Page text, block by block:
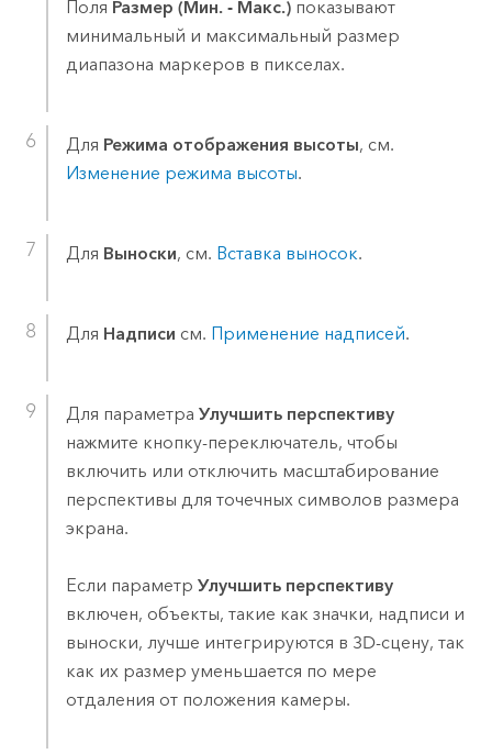
Поля Размер (Мин. - Макс.)показывают
минимальный и максимальный размер
диапазона маркеров в пикселах.
Для Режима отображения высоты, см.
Изменение режима высоты.
Для Выноски, см. Вставка выносок.
Для Надписи см. Применение надписей.
Для параметра Улучшить перспективу
нажмите кнопку-переключатель, чтобы
включить или отключить масштабирование
перспективы для точечных символов размера
экрана.
Если параметр Улучшить перспективу
включен, объекты, такие как значки, надписи и
выноски, лучше интегрируются в 3D-сцену, так
как их размер уменьшается по мере
отдаления от положения камеры.